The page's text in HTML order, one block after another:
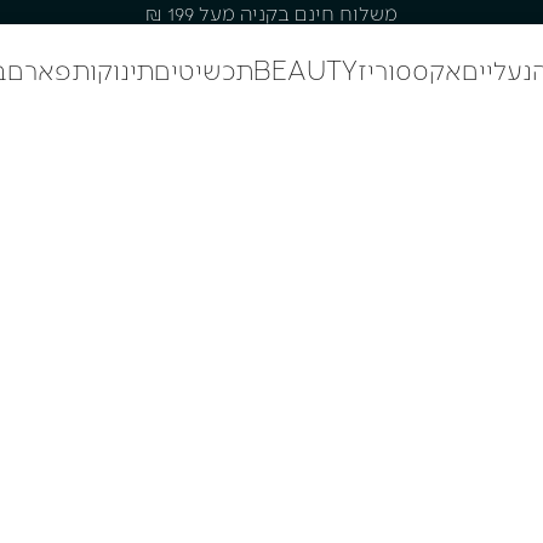
משלוח חינם בקניה מעל 199 ₪
נעלייםאקססוריזBEAUTYתכשיטיםתינוקותפארם